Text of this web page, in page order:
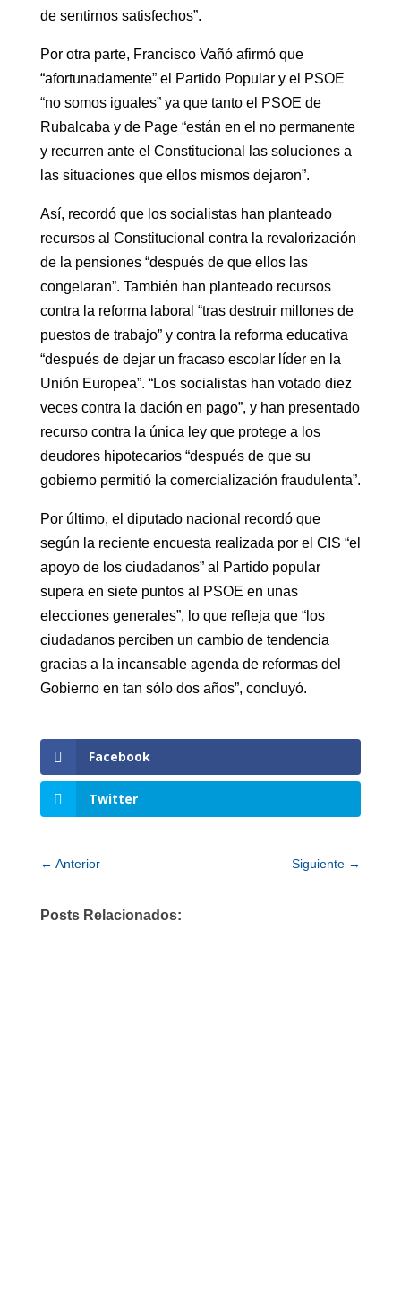
de sentirnos satisfechos”.
Por otra parte, Francisco Vañó afirmó que
“afortunadamente” el Partido Popular y el PSOE
“no somos iguales” ya que tanto el PSOE de
Rubalcaba y de Page “están en el no permanente
y recurren ante el Constitucional las soluciones a
las situaciones que ellos mismos dejaron”.
Así, recordó que los socialistas han planteado
recursos al Constitucional contra la revalorización
de la pensiones “después de que ellos las
congelaran”. También han planteado recursos
contra la reforma laboral “tras destruir millones de
puestos de trabajo” y contra la reforma educativa
“después de dejar un fracaso escolar líder en la
Unión Europea”. “Los socialistas han votado diez
veces contra la dación en pago”, y han presentado
recurso contra la única ley que protege a los
deudores hipotecarios “después de que su
gobierno permitió la comercialización fraudulenta”.
Por último, el diputado nacional recordó que
según la reciente encuesta realizada por el CIS “el
apoyo de los ciudadanos” al Partido popular
supera en siete puntos al PSOE en unas
elecciones generales”, lo que refleja que “los
ciudadanos perciben un cambio de tendencia
gracias a la incansable agenda de reformas del
Gobierno en tan sólo dos años”, concluyó.
Facebook
Twitter
← Anterior Siguiente →
Posts Relacionados: